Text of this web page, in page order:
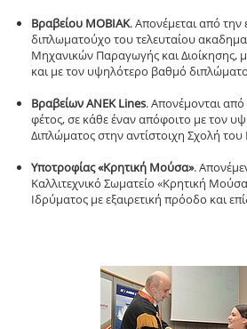
Βραβείου ΜΟΒΙΑΚ. Απονέμεται από την
διπλωματούχο του τελευταίου
Μηχανικών Παραγωγής και Διοίκησης,
και με τον υψηλότερο βαθμό
Βραβείων ΑΝΕΚ Lines. Απονέμονται
φέτος, σε κάθε έναν απόφοιτο με τον
Διπλώματος στην αντίστοιχη Σχολή του
Υποτροφίας «Κρητική Μούσα».
Καλλιτεχνικό Σωματείο «Κρητική
Ιδρύματος με εξαιρετική πρόοδο και